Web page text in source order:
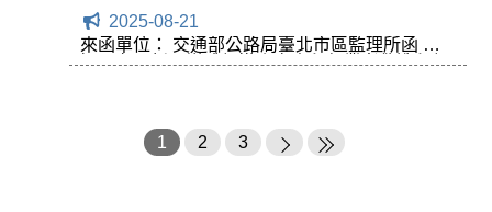
訟等合適之爭議解決方案一式，請協助宣導，請
查照。
2025-08-21
來函單位： 交通部公路局臺北市區監理所函 主
旨：有關新聞媒體報導小客車租賃業者偽造租契
1 2 3